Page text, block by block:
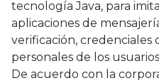
tecnología Java, para
aplicaciones de
verificación, credenciales
personales de los
De acuerdo con la